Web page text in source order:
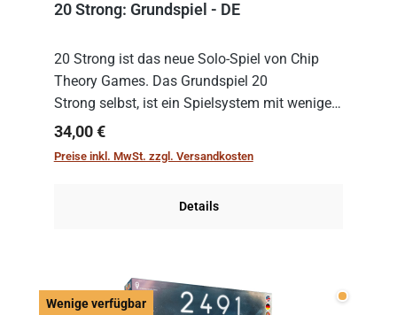
20 Strong: Grundspiel - DE
20 Strong ist das neue Solo-Spiel von Chip
Theory Games. Das Grundspiel 20
Strong selbst, ist ein Spielsystem mit wenigen,
einfachen Regeln. Um es zu spielen, muss es
immer mit einem Themenset ergänzt werden.
Regulärer Preis:
34,00 €
Preise inkl. MwSt. zzgl. Versandkosten
Details
Wenige verfügbar Wenige